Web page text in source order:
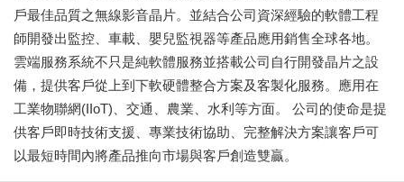
戶最佳品質之無線影音晶片。並結合公司資深經驗的軟體工程
師開發出監控、車載、嬰兒監視器等產品應用銷售全球各地。
雲端服務系統不只是純軟體服務並搭載公司自行開發晶片之設
備，提供客戶從上到下軟硬體整合方案及客製化服務。應用在
工業物聯網(IIoT)、交通、農業、水利等方面。 公司的使命是提
供客戶即時技術支援、專業技術協助、完整解決方案讓客戶可
以最短時間內將產品推向市場與客戶創造雙贏。